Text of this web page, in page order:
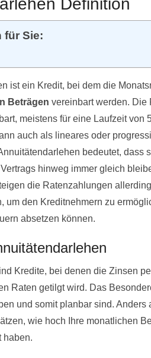
Definition
für Sie:
ist ein Kredit, bei dem die
Beträgen vereinbart werden. Die
meistens für eine Laufzeit von
auch als lineares oder
bedeutet, dass
hinweg immer gleich
die Ratenzahlungen
um den Kreditnehmern zu
absetzen können.
Kredite, bei denen die Zinsen
Raten getilgt wird. Das
und somit planbar sind.
wie hoch Ihre monatlichen
haben.